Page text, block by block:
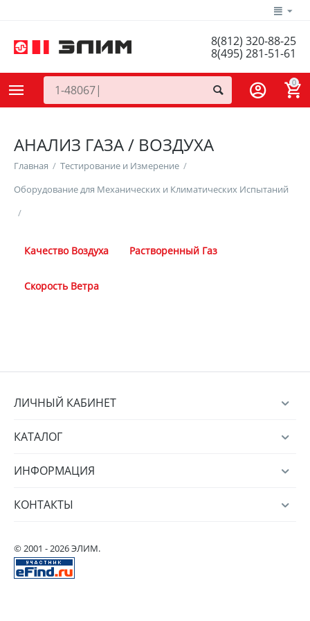
8(812) 320-88-25
8(495) 281-51-61
0
АНАЛИЗ ГАЗА / ВОЗДУХА
Главная / Тестирование и Измерение /
Оборудование для Механических и Климатических Испытаний
/
Качество Воздуха Растворенный Газ
Скорость Ветра
ЛИЧНЫЙ КАБИНЕТ
КАТАЛОГ
ИНФОРМАЦИЯ
КОНТАКТЫ
© 2001 - 2026 ЭЛИМ.